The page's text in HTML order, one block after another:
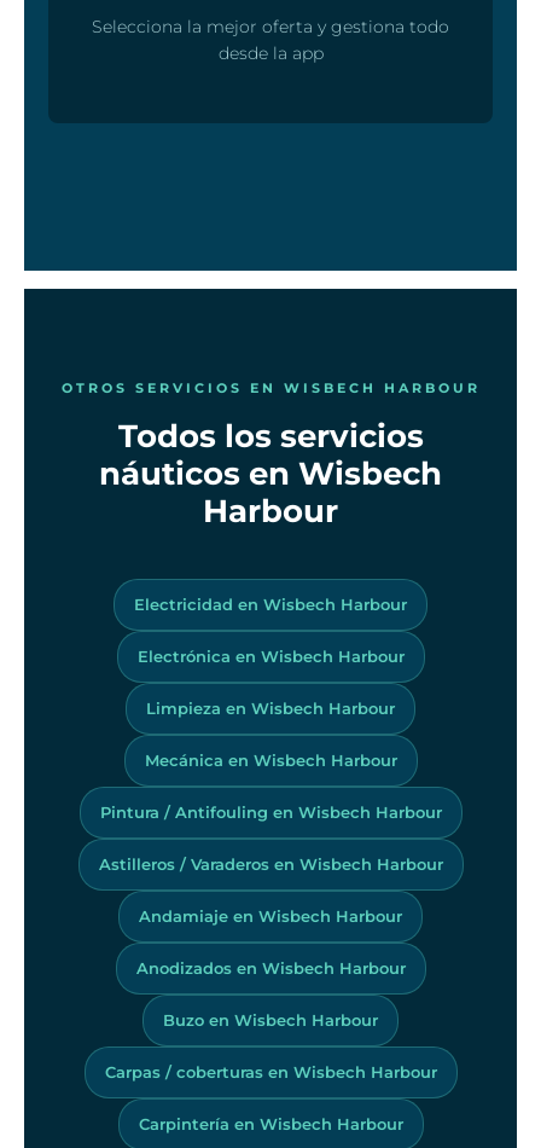
Selecciona la mejor oferta y gestiona todo
desde la app
OTROS SERVICIOS EN WISBECH HARBOUR
Todos los servicios
náuticos en Wisbech
Harbour
Electricidad en Wisbech Harbour
Electrónica en Wisbech Harbour
Limpieza en Wisbech Harbour
Mecánica en Wisbech Harbour
Pintura / Antifouling en Wisbech Harbour
Astilleros / Varaderos en Wisbech Harbour
Andamiaje en Wisbech Harbour
Anodizados en Wisbech Harbour
Buzo en Wisbech Harbour
Carpas / coberturas en Wisbech Harbour
Carpintería en Wisbech Harbour